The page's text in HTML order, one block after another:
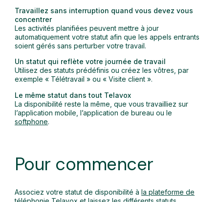
Travaillez sans interruption quand vous devez vous
concentrer
Les activités planifiées peuvent mettre à jour
automatiquement votre statut afin que les appels entrants
soient gérés sans perturber votre travail.
Un statut qui reflète votre journée de travail
Utilisez des statuts prédéfinis ou créez les vôtres, par
exemple « Télétravail » ou « Visite client ».
Le même statut dans tout Telavox
La disponibilité reste la même, que vous travailliez sur
l’application mobile, l’application de bureau ou le
softphone.
Pour commencer
Associez votre statut de disponibilité à la plateforme de